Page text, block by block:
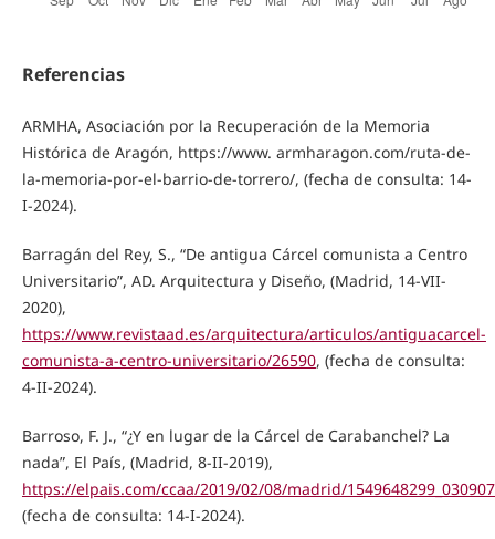
Referencias
ARMHA, Asociación por la Recuperación de la Memoria
Histórica de Aragón, https://www. armharagon.com/ruta-de-
la-memoria-por-el-barrio-de-torrero/, (fecha de consulta: 14-
I-2024).
Barragán del Rey, S., “De antigua Cárcel comunista a Centro
Universitario”, AD. Arquitectura y Diseño, (Madrid, 14-VII-
2020),
https://www.revistaad.es/arquitectura/articulos/antiguacarcel-
comunista-a-centro-universitario/26590, (fecha de consulta:
4-II-2024).
Barroso, F. J., “¿Y en lugar de la Cárcel de Carabanchel? La
nada”, El País, (Madrid, 8-II-2019),
https://elpais.com/ccaa/2019/02/08/madrid/
(fecha de consulta: 14-I-2024).